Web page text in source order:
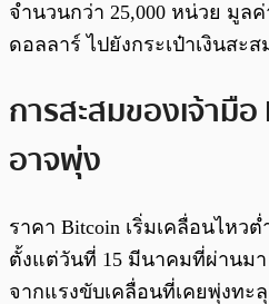
จำนวนกว่า 25,000 หน่วย มูล
ดอลลาร์ ไปยังกระเป๋าเงินสะส
การสะสมของเจ้ามื
อาจพุ่ง
ราคา Bitcoin เริ่มเคลื่อนไหวต่
ตั้งแต่วันที่ 15 มีนาคมที่ผ่านม
จากแรงขับเคลื่อนที่เคยพุ่งทะ